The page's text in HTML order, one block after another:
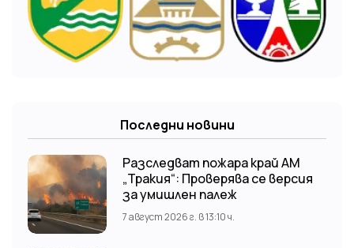
Последни новини
Разследват пожара край АМ
„Тракия“: Проверява се версия
за умишлен палеж
7 август 2026 г. в 13:10 ч.